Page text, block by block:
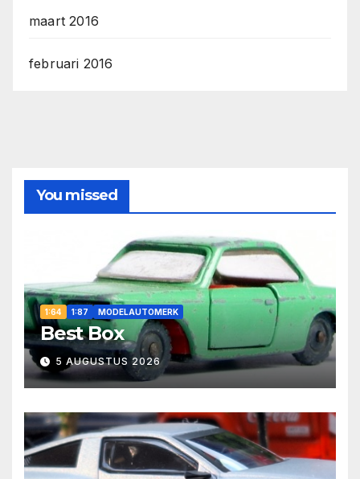
maart 2016
februari 2016
You missed
1:64 1:87 MODELAUTOMERK
Best Box
5 AUGUSTUS 2026